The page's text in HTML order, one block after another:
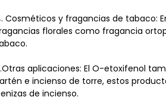
Cosméticos y fragancias de tabaco:
florales como fragancia
aplicaciones: El O-etoxifenol
e incienso de torre, estos
de incienso.